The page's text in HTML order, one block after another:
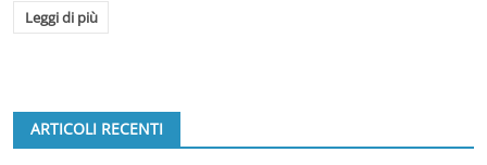
Leggi di più
ARTICOLI RECENTI